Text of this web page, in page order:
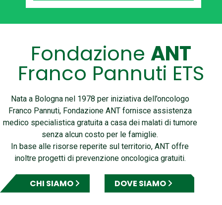
Fondazione ANT
Franco Pannuti ETS
Nata a Bologna nel 1978 per iniziativa dell’oncologo
Franco Pannuti, Fondazione ANT fornisce assistenza
medico specialistica gratuita a casa dei malati di tumore
senza alcun costo per le famiglie.
In base alle risorse reperite sul territorio, ANT offre
inoltre progetti di prevenzione oncologica gratuiti.
CHI SIAMO DOVE SIAMO